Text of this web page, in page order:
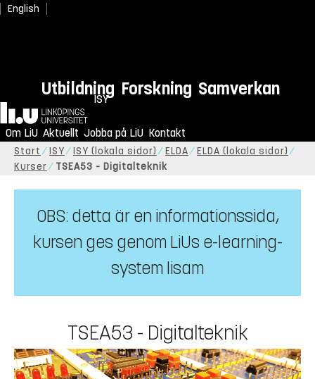
English
Utbildning Forskning Samverkan
ISY
Hem
Om LiU Aktuellt Jobba på LiU Kontakt
Start ISY ISY (lokala sidor) ELDA
ELDA (lokala sidor)
Kurser
TSEA53 - Digitalteknik
OBS: detta är en informationssida,
kursen ges genom LiUs e-learning-
system lisam
TSEA53 - Digitalteknik